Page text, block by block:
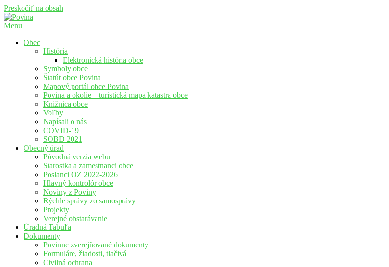
Preskočiť na obsah
Menu
Obec
História
Elektronická história obce
Symboly obce
Štatút obce Povina
Mapový portál obce Povina
Povina a okolie – turistická mapa katastra obce
Knižnica obce
Voľby
Napísali o nás
COVID-19
SOBD 2021
Obecný úrad
Pôvodná verzia webu
Starostka a zamestnanci obce
Poslanci OZ 2022-2026
Hlavný kontrolór obce
Noviny z Poviny
Rýchle správy zo samosprávy
Projekty
Verejné obstarávanie
Úradná Tabuľa
Dokumenty
Povinne zverejňované dokumenty
Formuláre, žiadosti, tlačivá
Civilná ochrana